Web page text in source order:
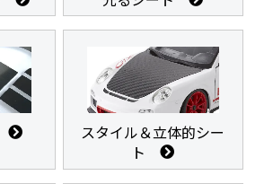
スタイル＆立体的シー
ト